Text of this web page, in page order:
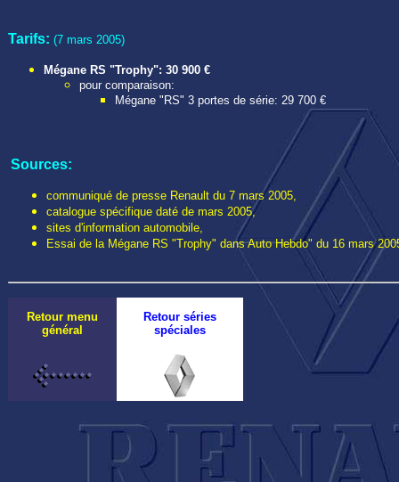
Tarifs: (7 mars 2005)
Mégane RS "Trophy": 30 900 €
pour comparaison:
Mégane "RS" 3 portes de série: 29 700 €
Sources:
communiqué de presse Renault du 7 mars 2005,
catalogue spécifique daté de mars 2005,
sites d'information automobile,
Essai de la Mégane RS "Trophy" dans Auto Hebdo" du 16 mars
Retour menu
général
Retour séries
spéciales